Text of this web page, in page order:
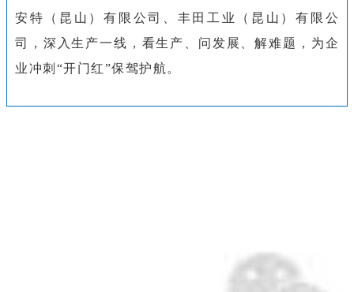
安特（昆山）有限公司、丰田工业（昆山）有限公
司，深入生产一线，看生产、问发展、解难题，为企
业冲刺“开门红”保驾护航。